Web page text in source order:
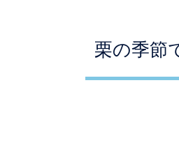
栗の季節